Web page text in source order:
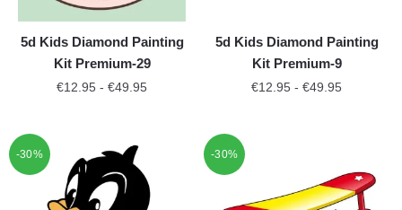
5d Kids Diamond Painting
Kit Premium-29
€12.95 - €49.95
5d Kids Diamond Painting
Kit Premium-9
€12.95 - €49.95
-30% -30%